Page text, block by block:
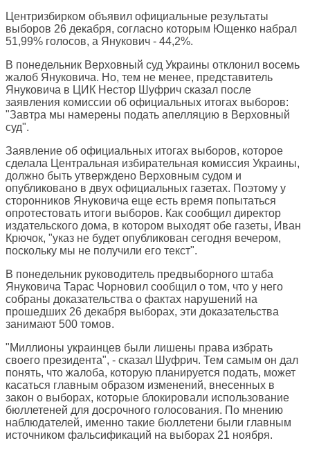
Центризбирком объявил официальные результаты
выборов 26 декабря, согласно которым Ющенко набрал
51,99% голосов, а Янукович - 44,2%.
В понедельник Верховный суд Украины отклонил восемь
жалоб Януковича. Но, тем не менее, представитель
Януковича в ЦИК Нестор Шуфрич сказал после
заявления комиссии об официальных итогах выборов:
"Завтра мы намерены подать апелляцию в Верховный
суд".
Заявление об официальных итогах выборов, которое
сделала Центральная избирательная комиссия Украины,
должно быть утверждено Верховным судом и
опубликовано в двух официальных газетах. Поэтому у
сторонников Януковича еще есть время попытаться
опротестовать итоги выборов. Как сообщил директор
издательского дома, в котором выходят обе газеты, Иван
Крючок, "указ не будет опубликован сегодня вечером,
поскольку мы не получили его текст".
В понедельник руководитель предвыборного штаба
Януковича Тарас Чорновил сообщил о том, что у него
собраны доказательства о фактах нарушений на
прошедших 26 декабря выборах, эти доказательства
занимают 500 томов.
"Миллионы украинцев были лишены права избрать
своего президента", - сказал Шуфрич. Тем самым он дал
понять, что жалоба, которую планируется подать, может
касаться главным образом изменений, внесенных в
закон о выборах, которые блокировали использование
бюллетеней для досрочного голосования. По мнению
наблюдателей, именно такие бюллетени были главным
источником фальсификаций на выборах 21 ноября.